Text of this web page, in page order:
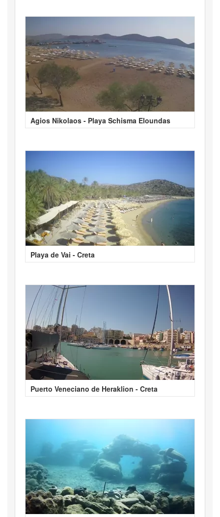
Agios Nikolaos - Playa Schisma Eloundas
Playa de Vai - Creta
Puerto Veneciano de Heraklion - Creta